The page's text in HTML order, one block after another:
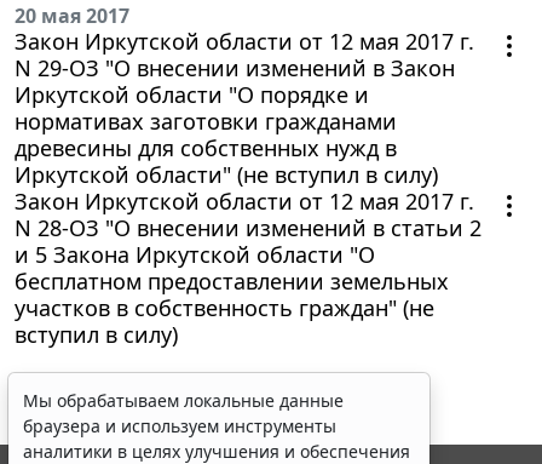
20 мая 2017
Закон Иркутской области от 12 мая 2017 г.
N 29-ОЗ "О внесении изменений в Закон
Иркутской области "О порядке и
нормативах заготовки гражданами
древесины для собственных нужд в
Иркутской области" (не вступил в силу)
Закон Иркутской области от 12 мая 2017 г.
N 28-ОЗ "О внесении изменений в статьи 2
и 5 Закона Иркутской области "О
бесплатном предоставлении земельных
участков в собственность граждан" (не
вступил в силу)
Мы обрабатываем локальные данные
браузера и используем инструменты
аналитики в целях улучшения и обеспечения